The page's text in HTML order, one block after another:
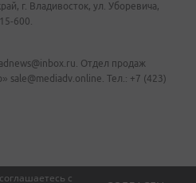
с
г. Владивосток, ул. Уборевича,
600.
Отдел продаж
sale@mediadv.online. Тел.: +7 (423)